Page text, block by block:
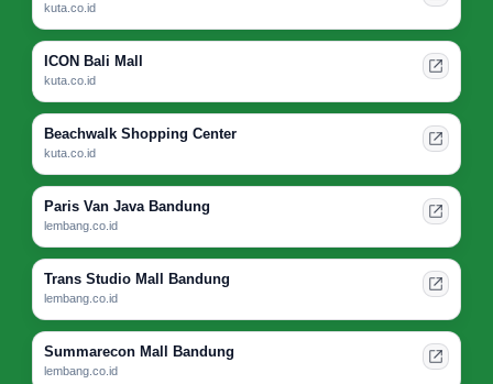
kuta.co.id
ICON Bali Mall
kuta.co.id
Beachwalk Shopping Center
kuta.co.id
Paris Van Java Bandung
lembang.co.id
Trans Studio Mall Bandung
lembang.co.id
Summarecon Mall Bandung
lembang.co.id